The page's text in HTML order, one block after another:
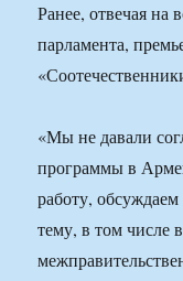
Ранее, отвечая на
парламента,
«Мы не давали
программы в
работу,
тему, в том числе